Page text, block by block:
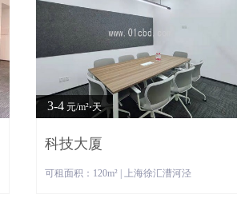
3-4 元/m²⋅天
科技大厦
可租面积：120m² | 上海徐汇漕河泾